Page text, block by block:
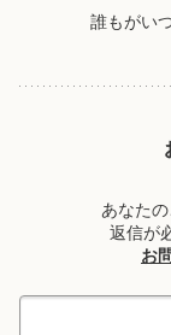
誰もがい
あなた
返信が
お